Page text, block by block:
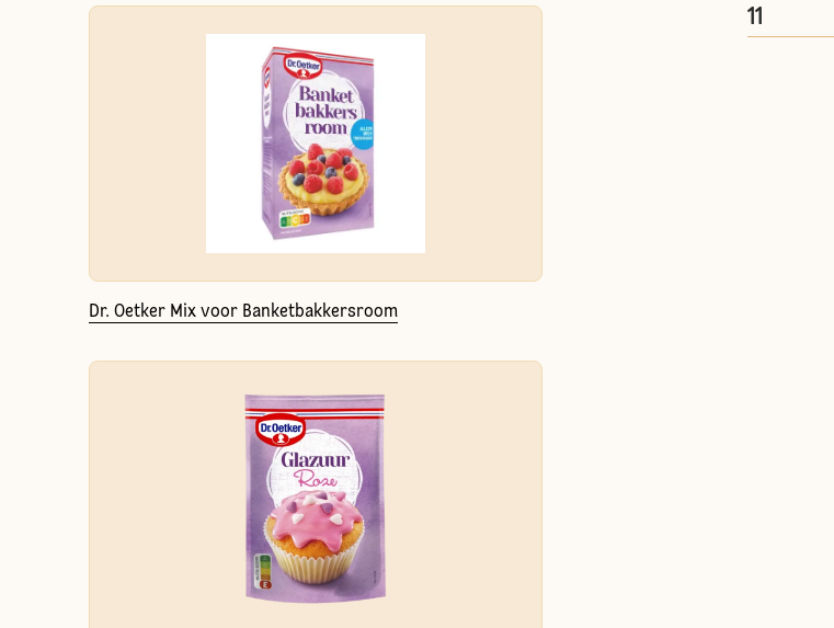
Dr. Oetker Mix voor Banketbakkersroom
11